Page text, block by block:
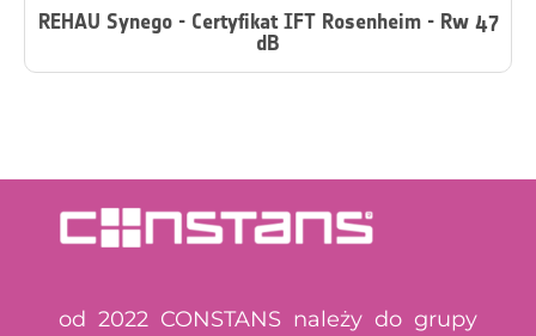
REHAU Synego - Certyfikat IFT Rosenheim - Rw 47
dB
od 2022 CONSTANS należy do grupy